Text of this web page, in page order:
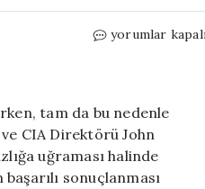
İran
Vance’in
omuzlarında
için
yorumlar
tam da bu nedenle
ve CIA Direktörü John
uğraması halinde
sonuçlanması